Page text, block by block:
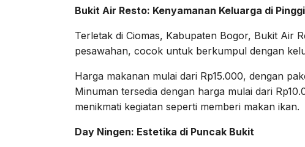
Bukit Air Resto: Kenyamanan Keluarga di
Terletak di Ciomas, Kabupaten Bogor, Bukit Air
pesawahan, cocok untuk berkumpul dengan
Harga makanan mulai dari Rp15.000, dengan
Minuman tersedia dengan harga mulai dari
menikmati kegiatan seperti memberi makan ikan.
Day Ningen: Estetika di Puncak Bukit